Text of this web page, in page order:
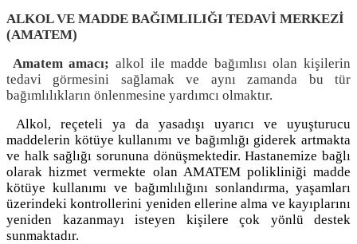
ALKOL VE MADDE BAĞIMLILIĞI TEDAVİ MERKEZİ
(AMATEM)
Amatem amacı; alkol ile madde bağımlısı olan kişilerin
tedavi görmesini sağlamak ve aynı zamanda bu tür
bağımlılıkların önlenmesine yardımcı olmaktır.
Alkol, reçeteli ya da yasadışı uyarıcı ve uyuşturucu
maddelerin kötüye kullanımı ve bağımlığı giderek artmakta
ve halk sağlığı sorununa dönüşmektedir. Hastanemize bağlı
olarak hizmet vermekte olan AMATEM polikliniği madde
kötüye kullanımı ve bağımlılığını sonlandırma, yaşamları
üzerindeki kontrollerini yeniden ellerine alma ve kayıplarını
yeniden kazanmayı isteyen kişilere çok yönlü destek
sunmaktadır.